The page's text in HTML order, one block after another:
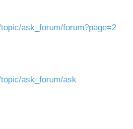
ask_forum/forum?page=2
ask_forum/ask